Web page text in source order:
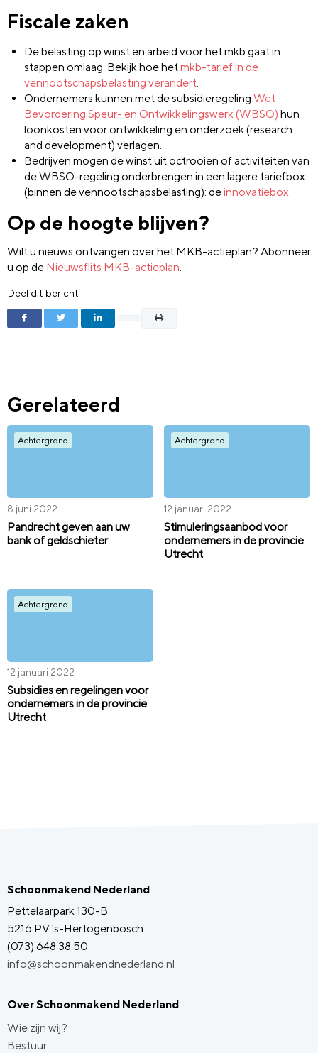
Fiscale zaken
De belasting op winst en arbeid voor het mkb gaat in
stappen omlaag. Bekijk hoe hetmkb-tarief in de
vennootschapsbelasting verandert.
Ondernemers kunnen met de subsidieregeling Wet
Bevordering Speur- en Ontwikkelingswerk (WBSO) hun
loonkosten voor ontwikkeling en onderzoek (research
and development) verlagen.
Bedrijven mogen de winst uit octrooien of activiteiten van
de WBSO-regeling onderbrengen in een lagere tariefbox
(binnen de vennootschapsbelasting): deinnovatiebox.
Op de hoogte blijven?
Wilt u nieuws ontvangen over het MKB-actieplan? Abonneer
u op de Nieuwsflits MKB-actieplan
Deel dit bericht
Gerelateerd
Achtergrond
8 juni 2022
Pandrecht geven aan uw
bank of geldschieter
Achtergrond
12 januari 2022
Stimuleringsaanbod voor
ondernemers in de provincie
Utrecht
Achtergrond
12 januari 2022
Subsidies en regelingen voor
ondernemers in de provincie
Utrecht
Schoonmakend Nederland
Pettelaarpark 130-B
5216 PV 's-Hertogenbosch
(073) 648 38 50
info@schoonmakendnederland.nl
Over Schoonmakend Nederland
Wie zijn wij?
Bestuur